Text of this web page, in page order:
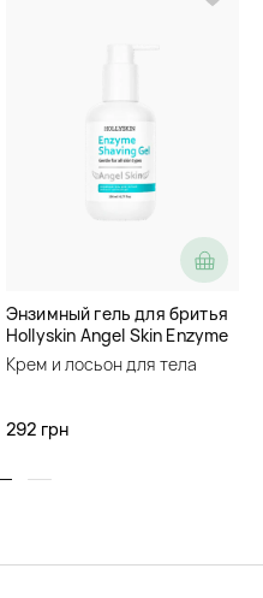
Энзимный гель для бритья
Hollyskin Angel Skin Enzyme
Shaving Gel
Крем и лосьон для тела
292 грн